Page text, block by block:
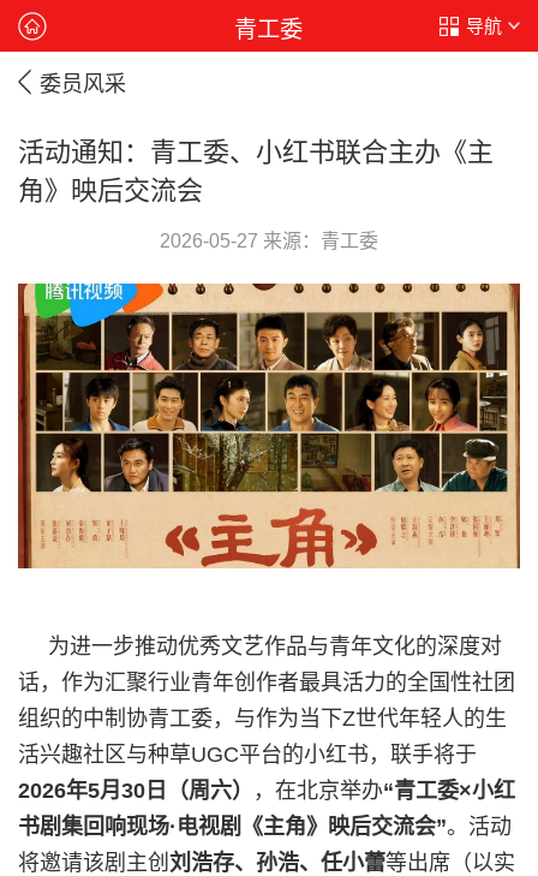
青工委 导航
委员风采
活动通知：青工委、小红书联合主办《主
角》映后交流会
2026-05-27 来源：青工委
为进一步推动优秀文艺作品与青年文化的深度对
话，作为汇聚行业青年创作者最具活力的全国性社团
组织的中制协青工委，与作为当下Z世代年轻人的生
活兴趣社区与种草UGC平台的小红书，联手将于
2026年5月30日（周六）
，在北京举办“青工委×小红
书剧集回响现场·电视剧《主角》映后交流会”。活动
将邀请该剧主创 刘浩存、孙浩、任小蕾等出席（以实